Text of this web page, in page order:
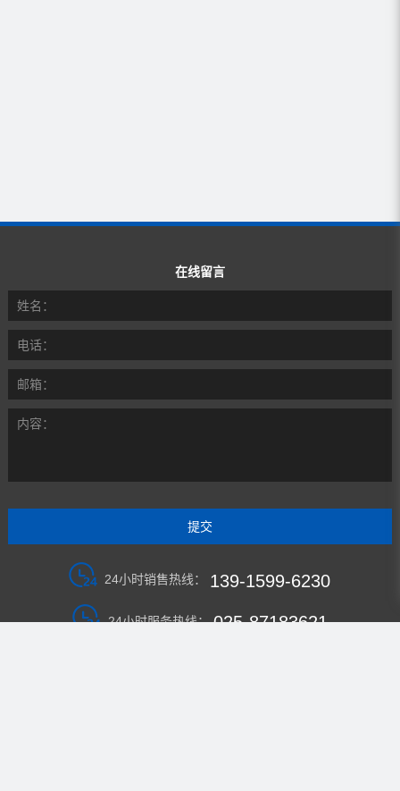
在线留言
姓名：
电话：
邮箱：
内容：
24小时销售热线： 139-1599-6230
24小时服务热线：025-87183621